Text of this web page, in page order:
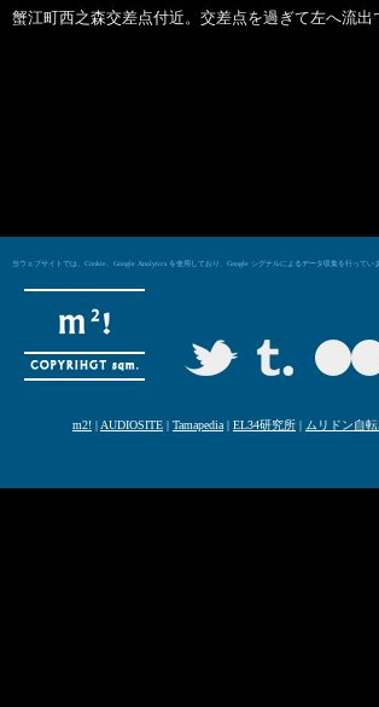
蟹江町西之森交差点付近。交差点を過ぎて左へ流
当ウェブサイトでは、Cookie、Google Analytics を使用しており、Google シグナルによるデータ収集を行って
m2! | AUDIOSITE | Tamapedia | EL34研究所 | ムリドン自